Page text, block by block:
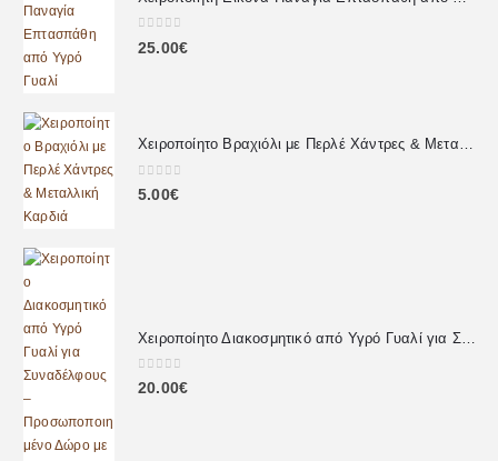
0out of 5
25.00€
Χειροποίητο Βραχιόλι με Περλέ Χάντρες & Μεταλλική Καρδιά
0 out of 5
5.00€
0out of 5
20.00€